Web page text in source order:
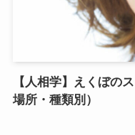
【人相学】えくぼの
場所・種類別）